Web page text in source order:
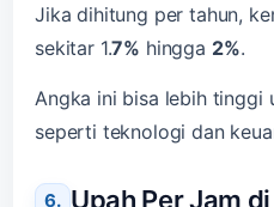
Jika dihitung per tahun,
sekitar 1.7% hingga 2%.
Angka ini bisa lebih tinggi
seperti teknologi dan
Upah Per Jam